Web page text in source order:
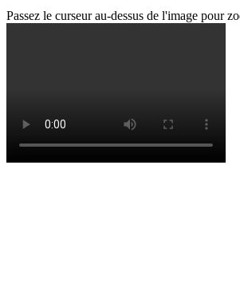
Passez le curseur au-dessus de l'image pour